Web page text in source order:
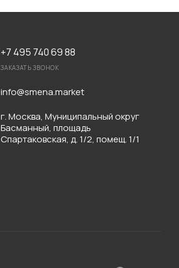
+7 495 740 69 88
ЗАКАЗАТЬ ЗВОНОК
info@smena.market
г. Москва, Муниципальный округ
Басманный, площадь
Спартаковская, д. 1/2, помещ. 1/1